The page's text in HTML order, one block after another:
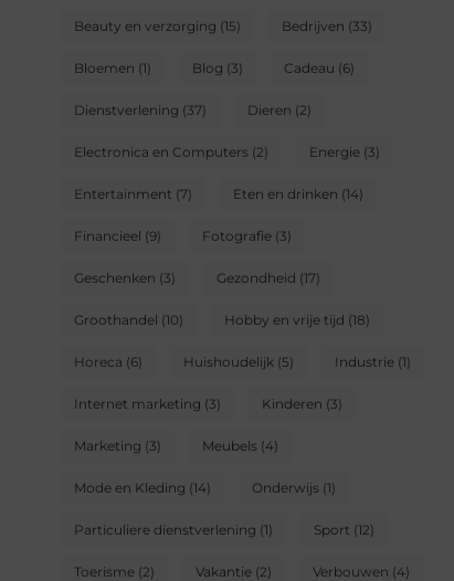
Beauty en verzorging (15) Bedrijven (33)
Bloemen (1) Blog (3) Cadeau (6)
Dienstverlening (37) Dieren (2)
Electronica en Computers (2) Energie (3)
Entertainment (7) Eten en drinken (14)
Financieel (9) Fotografie (3)
Geschenken (3) Gezondheid (17)
Groothandel (10) Hobby en vrije tijd (18)
Horeca (6) Huishoudelijk (5) Industrie (1)
Internet marketing (3) Kinderen (3)
Marketing (3) Meubels (4)
Mode en Kleding (14) Onderwijs (1)
Particuliere dienstverlening (1) Sport (12)
Toerisme (2) Vakantie (2) Verbouwen (4)